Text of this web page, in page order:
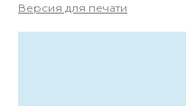
Версия для печати